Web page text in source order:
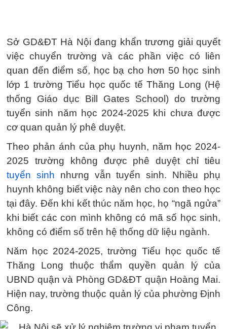
Sở GD&ĐT Hà Nội đang khẩn trương giải quyết
việc chuyển trường và các phần việc có liên
quan đến điểm số, học bạ cho hơn 50 học sinh
lớp 1 trường Tiểu học quốc tế Thăng Long (Hệ
thống Giáo dục Bill Gates School) do trường
tuyển sinh năm học 2024-2025 khi chưa được
cơ quan quản lý phê duyệt.
Theo phản ánh của phụ huynh, năm học 2024-
2025 trường không được phê duyệt chỉ tiêu
tuyển sinh nhưng vẫn tuyển sinh. Nhiều phụ
huynh không biết việc này nên cho con theo học
tại đây. Đến khi kết thúc năm học, họ “ngã ngửa”
khi biết các con mình không có mã số học sinh,
không có điểm số trên hệ thống dữ liệu ngành.
Năm học 2024-2025, trường Tiểu học quốc tế
Thăng Long thuộc thẩm quyền quản lý của
UBND quận và Phòng GD&ĐT quận Hoàng Mai.
Hiện nay, trường thuộc quản lý của phường Định
Công.